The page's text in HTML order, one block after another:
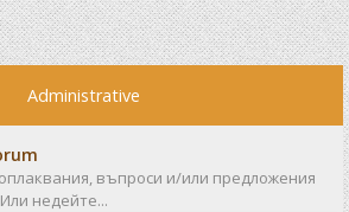
Administrative
въпроси и/или предложения
недейте...